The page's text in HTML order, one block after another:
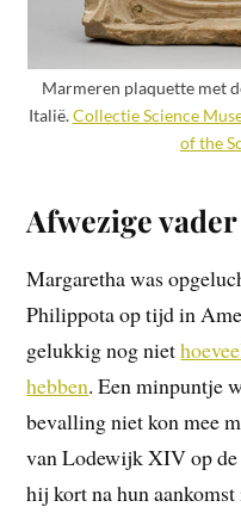
Marmeren plaquette met
Italië.Collectie Science
of the
Afwezige vader
Margaretha was
Philippota op tijd in
gelukkig nog niet
hebben. Een minpuntje
bevalling niet kon mee
van Lodewijk XIV op de
hij kort na hun